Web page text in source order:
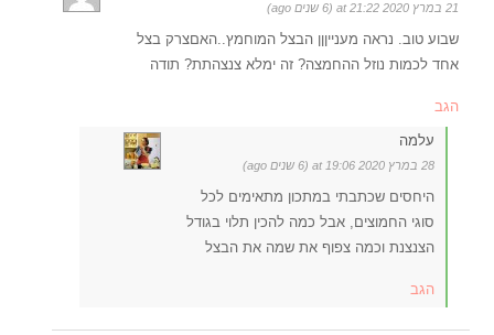
21 במרץ 2020 at 21:22 (6 שנים ago)
שבוע טוב. נראה מענייןןן הבצל המוחמץ..האםצרק בצל
אחד לכמות נוזל ההחמצה? זה ימלא צנצהתת? תודה
הגב
עלמה
28 במרץ 2020 at 19:06 (6 שנים ago)
היחסים שכתבתי במתכון מתאימים לכל
סוגי החמוצים, אבל כמה להכין תלוי בגודל
הצנצנת וכמה צפוף את שמה את הבצל
הגב